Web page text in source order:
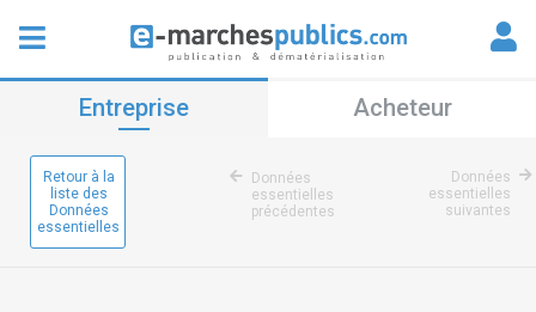
Entreprise Acheteur
Retour à la
liste des
Données
essentielles
Données
essentielles
précédentes
Données
essentielles
suivantes